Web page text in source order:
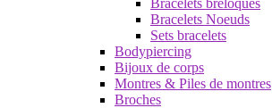
Bracelets breloques
Bracelets Noeuds
Sets bracelets
Bodypiercing
Bijoux de corps
Montres & Piles de montres
Broches